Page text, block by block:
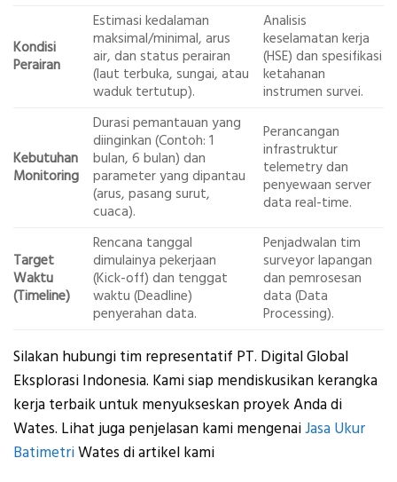
Kondisi
Perairan
Estimasi kedalaman
maksimal/minimal, arus
air, dan status perairan
(laut terbuka, sungai, atau
waduk tertutup).
Analisis
keselamatan kerja
(HSE) dan spesifikasi
ketahanan
instrumen survei.
Kebutuhan
Monitoring
Durasi pemantauan yang
diinginkan (Contoh: 1
bulan, 6 bulan) dan
parameter yang dipantau
(arus, pasang surut,
cuaca).
Perancangan
infrastruktur
telemetry dan
penyewaan server
data real-time.
Target
Waktu
(Timeline)
Rencana tanggal
dimulainya pekerjaan
(Kick-off) dan tenggat
waktu (Deadline)
penyerahan data.
Penjadwalan tim
surveyor lapangan
dan pemrosesan
data (Data
Processing).
Silakan hubungi tim representatif PT. Digital Global
Eksplorasi Indonesia. Kami siap mendiskusikan kerangka
kerja terbaik untuk menyukseskan proyek Anda di
Wates. Lihat juga penjelasan kami mengenaiJasa Ukur
BatimetriWates di artikel kami